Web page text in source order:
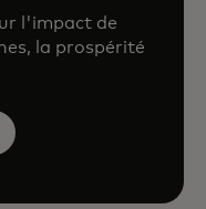
l'impact de
la prospérité